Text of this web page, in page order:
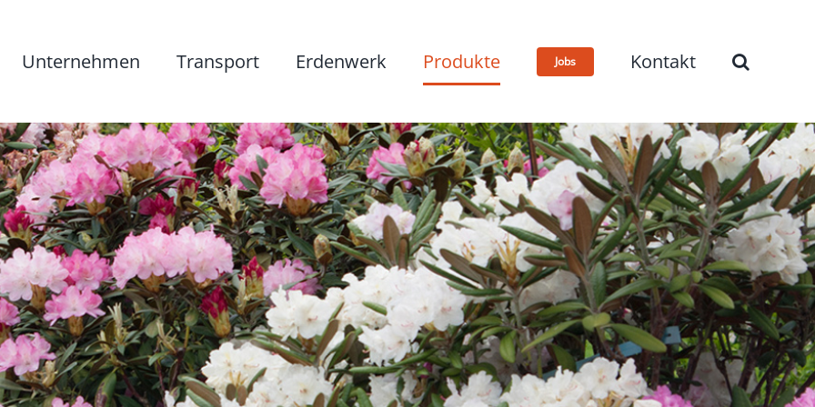
Unternehmen Transport Erdenwerk Produkte Jobs Kontakt